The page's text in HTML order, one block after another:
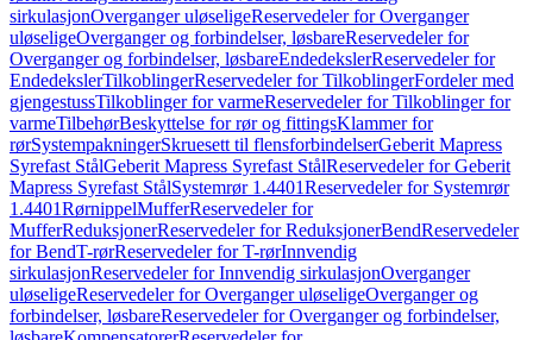
sirkulasjonOverganger uløseligeReservedeler for Overganger
uløseligeOverganger og forbindelser, løsbareReservedeler for
Overganger og forbindelser, løsbareEndedekslerReservedeler for
EndedekslerTilkoblingerReservedeler for TilkoblingerFordeler med
gjengestussTilkoblinger for varmeReservedeler for Tilkoblinger for
varmeTilbehørBeskyttelse for rør og fittingsKlammer for
rørSystempakningerSkruesett til flensforbindelserGeberit Mapress
Syrefast StålGeberit Mapress Syrefast StålReservedeler for Geberit
Mapress Syrefast StålSystemrør 1.4401Reservedeler for Systemrør
1.4401RørnippelMufferReservedeler for
MufferReduksjonerReservedeler for ReduksjonerBendReservedeler
for BendT-rørReservedeler for T-rørInnvendig
sirkulasjonReservedeler for Innvendig sirkulasjonOverganger
uløseligeReservedeler for Overganger uløseligeOverganger og
forbindelser, løsbareReservedeler for Overganger og forbindelser,